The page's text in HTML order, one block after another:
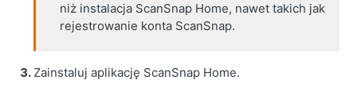
niż instalacja ScanSnap Home, nawet takich jak
rejestrowanie konta ScanSnap.
Zainstaluj aplikację ScanSnap Home.